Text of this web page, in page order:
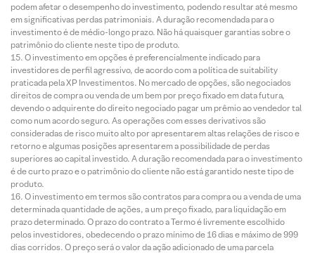
podem afetar o desempenho do investimento, podendo resultar até mesmo
em significativas perdas patrimoniais. A duração recomendada para o
investimento é de médio-longo prazo. Não há quaisquer garantias sobre o
patrimônio do cliente neste tipo de produto.
O investimento em opções é preferencialmente indicado para
investidores de perfil agressivo, de acordo com a política de suitability
praticada pela XP Investimentos. No mercado de opções, são negociados
direitos de compra ou venda de um bem por preço fixado em data futura,
devendo o adquirente do direito negociado pagar um prêmio ao vendedor tal
como num acordo seguro. As operações com esses derivativos são
consideradas de risco muito alto por apresentarem altas relações de risco e
retorno e algumas posições apresentarem a possibilidade de perdas
superiores ao capital investido. A duração recomendada para o investimento
é de curto prazo e o patrimônio do cliente não está garantido neste tipo de
produto.
O investimento em termos são contratos para compra ou a venda de uma
determinada quantidade de ações, a um preço fixado, para liquidação em
prazo determinado. O prazo do contrato a Termo é livremente escolhido
pelos investidores, obedecendo o prazo mínimo de 16 dias e máximo de 999
dias corridos. O preço será o valor da ação adicionado de uma parcela